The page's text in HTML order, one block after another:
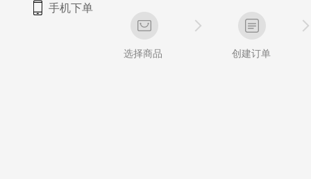
手机下单
选择商品 创建订单